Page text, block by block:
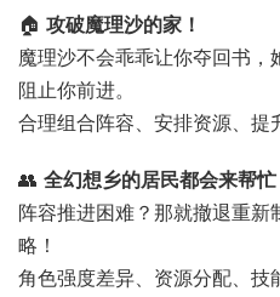
🏠 攻破魔理沙的家！
魔理沙不会乖乖让你夺回书
阻止你前进。
合理组合阵容、安排资源、提
👥 全幻想乡的居民都会来帮忙
阵容推进困难？那就撤退重
略！
角色强度差异、资源分配、